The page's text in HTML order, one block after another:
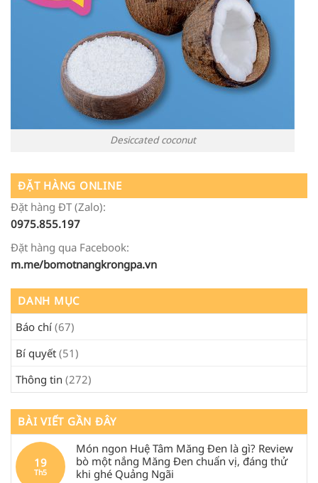
Desiccated coconut
ĐẶT HÀNG ONLINE
Đặt hàng ĐT (Zalo):
0975.855.197
Đặt hàng qua Facebook:
m.me/bomotnangkrongpa.vn
DANH MỤC
Báo chí (67)
Bí quyết (51)
Thông tin (272)
BÀI VIẾT GẦN ĐÂY
19
Th5
Món ngon Huệ Tâm Măng Đen là gì? Review
bò một nắng Măng Đen chuẩn vị, đáng thử
khi ghé Quảng Ngãi